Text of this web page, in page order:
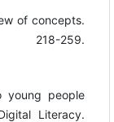
of concepts.
259.
young people
Literacy.